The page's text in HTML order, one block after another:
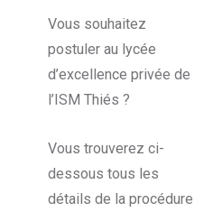
Vous souhaitez
postuler au lycée
d’excellence privée de
l’ISM Thiés ?
Vous trouverez ci-
dessous tous les
détails de la procédure